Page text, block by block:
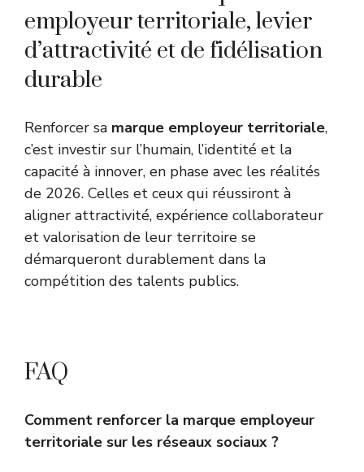
employeur territoriale, levier
d’attractivité et de fidélisation
durable
Renforcer sa marque employeur territoriale,
c’est investir sur l’humain, l’identité et la
capacité à innover, en phase avec les réalités
de 2026. Celles et ceux qui réussiront à
aligner attractivité, expérience collaborateur
et valorisation de leur territoire se
démarqueront durablement dans la
compétition des talents publics.
FAQ
Comment renforcer la marque employeur
territoriale sur les réseaux sociaux ?